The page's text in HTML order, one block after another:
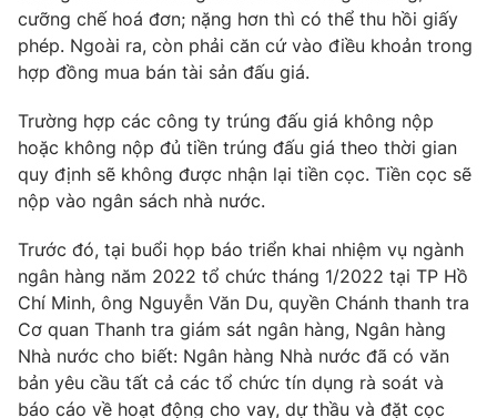
Cơ quan báo chí: Thời báo VTV
Giấy phép hoạt động báo in và báo điện tử số 483/GP-BTTTT
cấp ngày 29/12/2023
Phó Tổng Biên tập:Nguyễn Thị Mỹ Hạnh, Phạm Quốc Thắng,
Nguyễn Trọng Ninh
Tổng đài VTV:024.38 355 931 - 024.38 355 932
Ðiện thoại Thời báo VTV:024.66 897 897
Email:toasoan@vtv.vn
Liên hệ quảng cáo:024-7300.7108
cưỡng chế hoá đơn; nặng hơn thì có thể thu hồi giấy
phép. Ngoài ra, còn phải căn cứ vào điều khoản trong
hợp đồng mua bán tài sản đấu giá.
Trường hợp các công ty trúng đấu giá không nộp
hoặc không nộp đủ tiền trúng đấu giá theo thời gian
quy định sẽ không được nhận lại tiền cọc. Tiền cọc sẽ
nộp vào ngân sách nhà nước.
Trước đó, tại buổi họp báo triển khai nhiệm vụ ngành
ngân hàng năm 2022 tổ chức tháng 1/2022 tại TP Hồ
Chí Minh, ông Nguyễn Văn Du, quyền Chánh thanh tra
Cơ quan Thanh tra giám sát ngân hàng, Ngân hàng
Nhà nước cho biết: Ngân hàng Nhà nước đã có văn
bản yêu cầu tất cả các tổ chức tín dụng rà soát và
báo cáo về hoạt động cho vay, dự thầu và đặt cọc